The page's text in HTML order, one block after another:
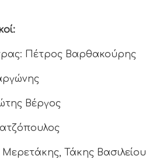
Πέτρος Βαρθακούρης
Βέργος
Τάκης Βασιλείου